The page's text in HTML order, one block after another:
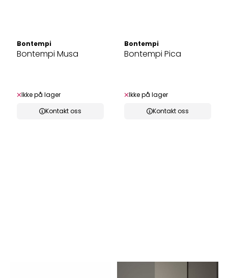
Bontempi
Bontempi Musa
Ikke på lager
Kontakt oss
Bontempi
Bontempi Pica
Ikke på lager
Kontakt oss